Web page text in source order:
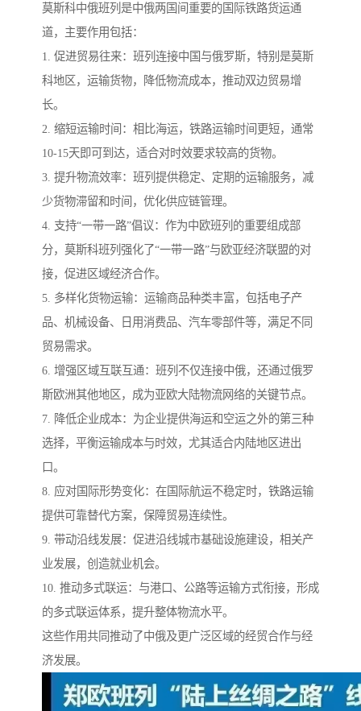
莫斯科中俄班列是中俄两国间重要的国际铁路货运通
道，主要作用包括：
1. 促进贸易往来：班列连接中国与俄罗斯，特别是莫斯
科地区，运输货物，降低物流成本，推动双边贸易增
长。
2. 缩短运输时间：相比海运，铁路运输时间更短，通常
10-15天即可到达，适合对时效要求较高的货物。
3. 提升物流效率：班列提供稳定、定期的运输服务，减
少货物滞留和时间，优化供应链管理。
4. 支持“一带一路”倡议：作为中欧班列的重要组成部
分，莫斯科班列强化了“一带一路”与欧亚经济联盟的对
接，促进区域经济合作。
5. 多样化货物运输：运输商品种类丰富，包括电子产
品、机械设备、日用消费品、汽车零部件等，满足不同
贸易需求。
6. 增强区域互联互通：班列不仅连接中俄，还通过俄罗
斯欧洲其他地区，成为亚欧大陆物流网络的关键节点。
7. 降低企业成本：为企业提供海运和空运之外的第三种
选择，平衡运输成本与时效，尤其适合内陆地区进出
口。
8. 应对国际形势变化：在国际航运不稳定时，铁路运输
提供可靠替代方案，保障贸易连续性。
9. 带动沿线发展：促进沿线城市基础设施建设，相关产
业发展，创造就业机会。
10. 推动多式联运：与港口、公路等运输方式衔接，形成
的多式联运体系，提升整体物流水平。
这些作用共同推动了中俄及更广泛区域的经贸合作与经
济发展。